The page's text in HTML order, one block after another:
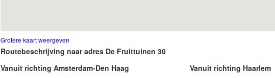
Grotere kaart weergeven
Routebeschrijving naar adres De Fruittuinen 30
Vanuit richting Amsterdam-Den Haag
Vanuit richting Haarlem